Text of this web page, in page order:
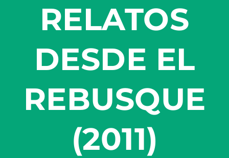
RELATOS
DESDE EL
REBUSQUE
(2011)